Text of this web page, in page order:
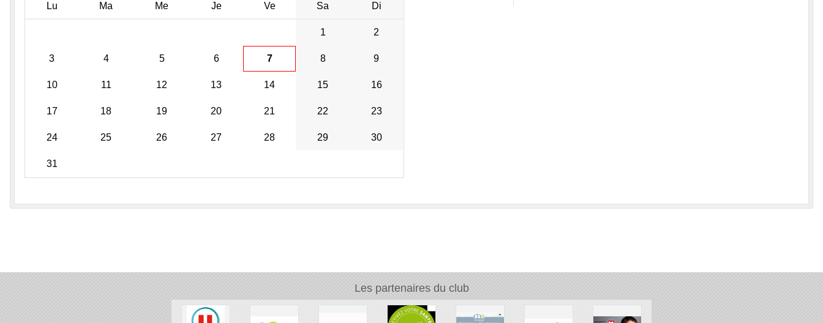
Lu Ma Me Je Ve Sa Di
1 2
3 4 5 6 7 8 9
10 11 12 13 14 15 16
17 18 19 20 21 22 23
24 25 26 27 28 29 30
31
Les partenaires du club